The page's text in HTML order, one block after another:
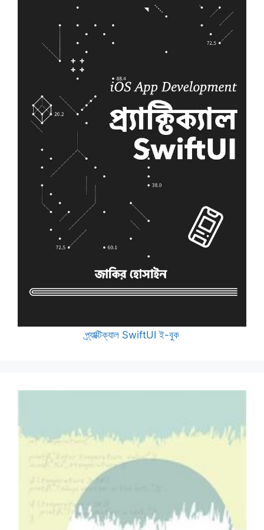
প্র্যাক্টিক্যাল SwiftUI ই-বুক